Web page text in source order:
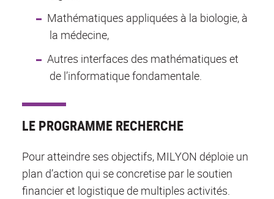
Mathématiques appliquées à la biologie, à
la médecine,
Autres interfaces des mathématiques et
de l’informatique fondamentale.
LE PROGRAMME RECHERCHE
Pour atteindre ses objectifs, MILYON déploie un
plan d’action qui se concretise par le soutien
financier et logistique de multiples activités.